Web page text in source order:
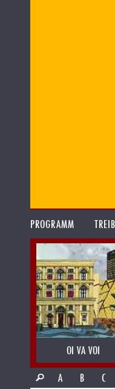
PROGRAMM
OI VA VOI
A
B C